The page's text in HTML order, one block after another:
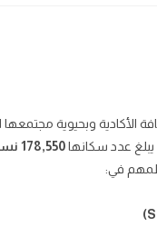
الأكادية وبحيوية
يبلغ عدد سكانها178,550 نسمة
في: